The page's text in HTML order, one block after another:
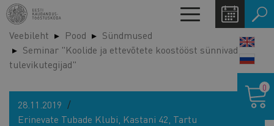
Liigu
edasi
põhisisu
juurde
Toggle
navigation
Veebileht Pood
Sündmused
Seminar "Koolide ja ettevõtete koostööst sünnivad
tulevikutegijad"
28.11.2019
Erinevate Tubade Klubi, Kastani 42, Tartu
0